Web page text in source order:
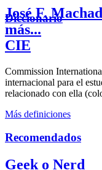
José F.
más...
Diccionario
CIE
Commission
internacional para el
relacionado con ella
Más definiciones
Recomendados
Geek o Nerd